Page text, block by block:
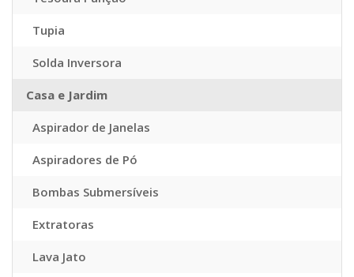
Tupia
Solda Inversora
Casa e Jardim
Aspirador de Janelas
Aspiradores de Pó
Bombas Submersíveis
Extratoras
Lava Jato